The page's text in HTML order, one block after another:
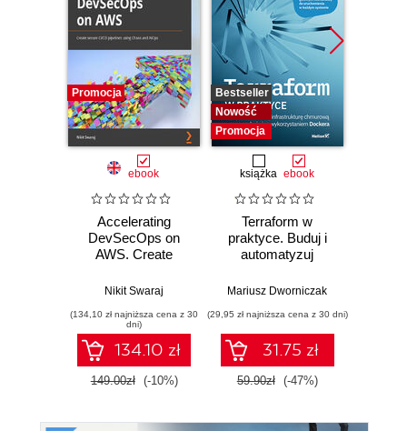
Promocja
ebook
Accelerating
DevSecOps on
AWS. Create
pipelines using
Nikit Swaraj
(134,10 zł najniższa cena z 30
dni)
134.10 zł
149.00zł (-10%)
Bestseller
Nowość
Promocja
książka ebook
Terraform w
praktyce. Buduj i
automatyzuj
chmurową oraz
wykorzystaniem
Dockera
Mariusz Dworniczak
(29,95 zł najniższa cena z 30 dni)
31.75 zł
59.90zł (-47%)